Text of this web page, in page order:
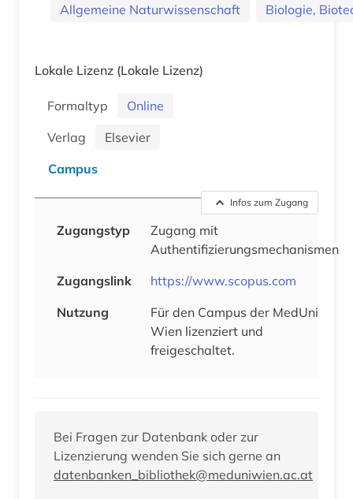
Allgemeine Naturwissenschaft
Biologie,
Lokale Lizenz (Lokale Lizenz)
Formaltyp
Online
Verlag
Elsevier
Campus
Infos zum Zugang
Zugangstyp
Zugang mit
Authentifizierungsmechanismen
Zugangslink
https://www.scopus.com
Nutzung
Für den Campus der MedUni
Wien lizenziert und
freigeschaltet.
Bei Fragen zur Datenbank oder zur
Lizenzierung wenden Sie sich gerne an
datenbanken_bibliothek@meduniwien.ac.at